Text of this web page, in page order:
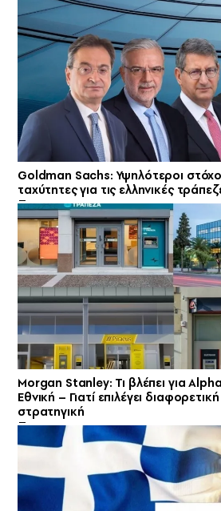
Goldman Sachs: Υψηλότεροι
ταχύτητες για τις ελληνικές
Morgan Stanley: Τι βλέπει για
Εθνική – Γιατί επιλέγει
στρατηγική